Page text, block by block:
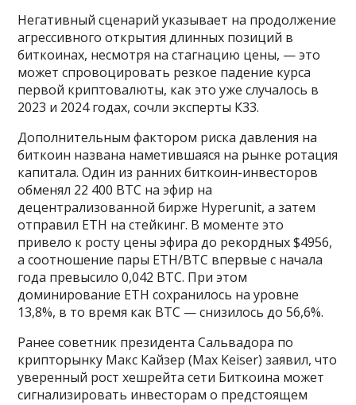
Негативный сценарий указывает на продолжение
агрессивного открытия длинных позиций в
биткоинах, несмотря на стагнацию цены, — это
может спровоцировать резкое падение курса
первой криптовалюты, как это уже случалось в
2023 и 2024 годах, сочли эксперты К33.
Дополнительным фактором риска давления на
биткоин названа наметившаяся на рынке ротация
капитала. Один из ранних биткоин-инвесторов
обменял 22 400 ВТС на эфир на
децентрализованной бирже Hyperunit, а затем
отправил ETH на стейкинг. В моменте это
привело к росту цены эфира до рекордных $4956,
а соотношение пары ETH/BTC впервые с начала
года превысило 0,042 ВТС. При этом
доминирование ETH сохранилось на уровне
13,8%, в то время как BTC — снизилось до 56,6%.
Ранее советник президента Сальвадора по
крипторынку Макс Кайзер (Max Keiser) заявил, что
уверенный рост хешрейта сети Биткоина может
сигнализировать инвесторам о предстоящем